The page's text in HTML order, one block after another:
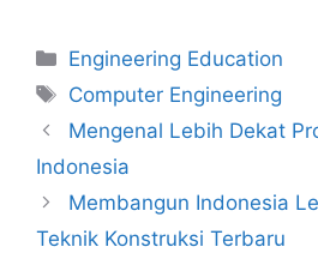
Kategori
Engineering Education
Tag
Computer Engineering
Mengenal Lebih Dekat
Indonesia
Membangun Indonesia
Teknik Konstruksi Terbaru